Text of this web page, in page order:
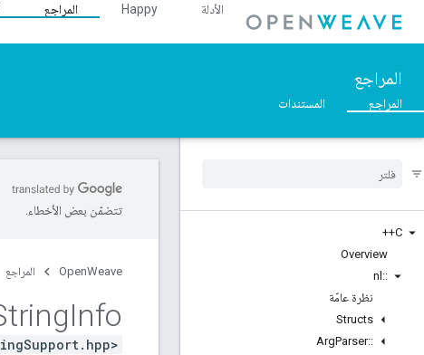
الأدلة Happy المراجع
المراجع
المراجع المستندات
C++
Overview
::
nl
نظرة عامّة
Structs
::
ArgParser
تتضمّن بعض الأخطاء.
OpenWeave المراجع
Info